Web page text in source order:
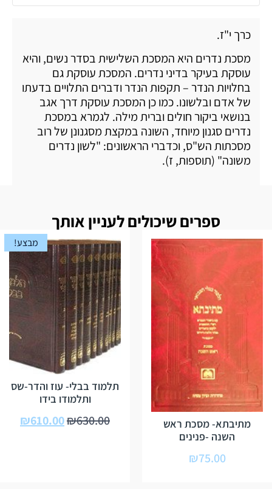
כרך י"ז.
מסכת נדרים היא המסכת השלישית בסדר נשים, והיא
עוסקת בעיקר בדיני נדרים. המסכת עוסקת גם
בחלויות הנדר – תקפות הנדר ודברים התלויים בדעתו
של אדם ובלשונו. כמו כן המסכת עוסקת דרך אגב
בנושאי ביקור חולים וברית מילה. לגמרא במסכת
נדרים סגנון מיוחד, השונה במקצת מסגנונן של רוב
מסכתות הש"ס, וכדברי הראשונים: "לשון נדרים
משונה" (תוספות, ז).
ספרים שיכולים לעניין אותך
מתיבתא- מסכת ראש
השנה -פנינים
₪75.00
מבצע!
תלמוד בבלי- עוז והדר-שס
ותלמודו בידו
₪630.00
₪610.00